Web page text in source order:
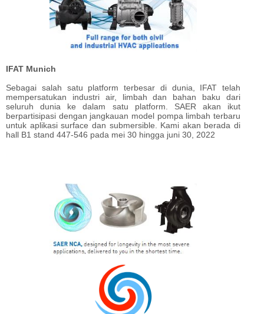
IFAT Munich
Sebagai salah satu platform terbesar di dunia, IFAT telah
mempersatukan industri air, limbah dan bahan baku dari
seluruh dunia ke dalam satu platform. SAER akan ikut
berpartisipasi dengan jangkauan model pompa limbah terbaru
untuk aplikasi surface dan submersible. Kami akan berada di
hall B1 stand 447-546 pada mei 30 hingga juni 30, 2022